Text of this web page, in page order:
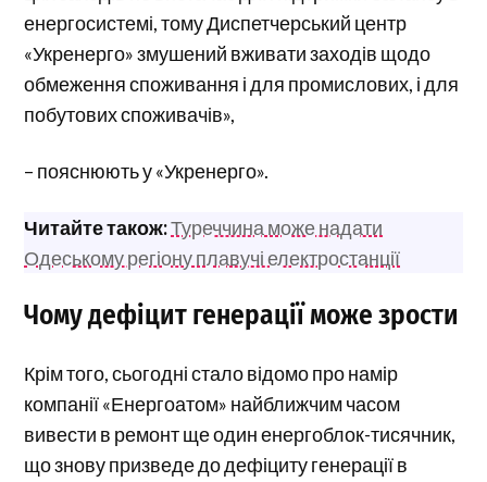
енергосистемі, тому Диспетчерський центр
«Укренерго» змушений вживати заходів щодо
обмеження споживання і для промислових, і для
побутових споживачів»,
– пояснюють у «Укренерго».
Читайте також:Туреччина може надати
Одеському регіону плавучі електростанції
Чому дефіцит генерації може зрости
Крім того, сьогодні стало відомо про намір
компанії «Енергоатом» найближчим часом
вивести в ремонт ще один енергоблок-тисячник,
що знову призведе до дефіциту генерації в